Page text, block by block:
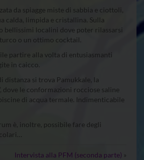
da spiagge miste di sabbia e ciottoli,
calda, limpida e cristallina. Sulla
bellissimi localini dove poter rilassarsi
o un ottimo cocktail.
partire alla volta di entusiasmanti
in caicco.
distanza si trova Pamukkale, la
dove le conformazioni rocciose saline
di acqua termale. Indimenticabile
è, inoltre, possibile fare degli
Intervista alla PFM (seconda parte) »